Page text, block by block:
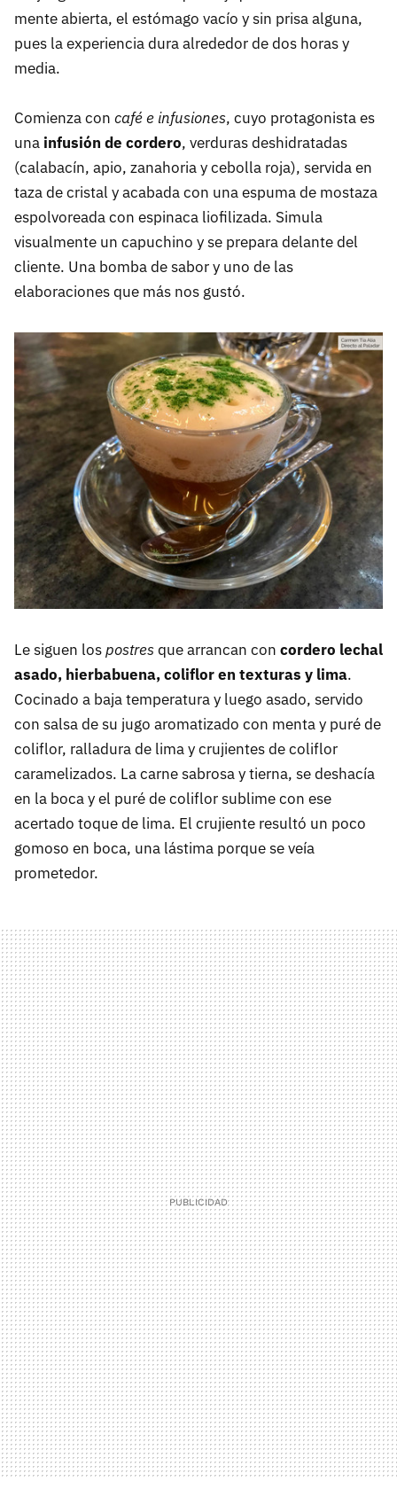
mente abierta, el estómago vacío y sin prisa alguna,
pues la experiencia dura alrededor de dos horas y
media.
Comienza con café e infusiones, cuyo protagonista es
una infusión de cordero, verduras deshidratadas
(calabacín, apio, zanahoria y cebolla roja), servida en
taza de cristal y acabada con una espuma de mostaza
espolvoreada con espinaca liofilizada. Simula
visualmente un capuchino y se prepara delante del
cliente. Una bomba de sabor y uno de las
elaboraciones que más nos gustó.
Le siguen lospostresque arrancan con cordero lechal
asado, hierbabuena, coliflor en texturas y lima.
Cocinado a baja temperatura y luego asado, servido
con salsa de su jugo aromatizado con menta y puré de
coliflor, ralladura de lima y crujientes de coliflor
caramelizados. La carne sabrosa y tierna, se deshacía
en la boca y el puré de coliflor sublime con ese
acertado toque de lima. El crujiente resultó un poco
gomoso en boca, una lástima porque se veía
prometedor.